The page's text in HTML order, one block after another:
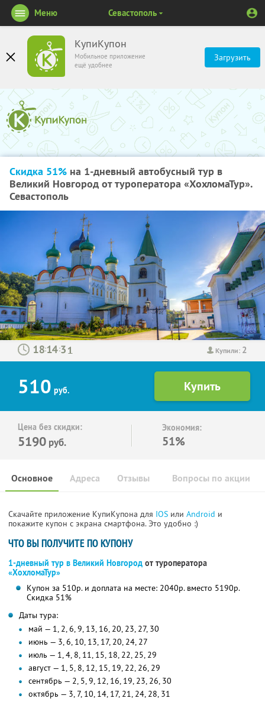
КупиКупон
Мобильное приложение
ещё удобнее
Загрузить
Меню Севастополь
Скидка 51% на 1-дневный автобусный тур в
Великий Новгород от туроператора «ХохломаТур».
Севастополь
Купили: 2
: :
510 руб.
Цена без скидки:
5190 руб.
Экономия:
51%
Основное Отзывы Вопросы по акции
Адреса
Скачайте приложение КупиКупона для IOS или Android и
покажите купон с экрана смартфона. Это удобно :)
ЧТО ВЫ ПОЛУЧИТЕ ПО КУПОНУ
1-дневный тур в Великий Новгород от туроператора
«ХохломаТур»
Купон за 510р. и доплата на месте: 2040р. вместо 5190р.
Скидка 51%
Даты тура:
май — 1, 2, 6, 9, 13, 16, 20, 23, 27, 30
июнь — 3, 6, 10, 13, 17, 20, 24, 27
июль — 1, 4, 8, 11, 15, 18, 22, 25, 29
август — 1, 5, 8, 12, 15, 19, 22, 26, 29
сентябрь — 2, 5, 9, 12, 16, 19, 23, 26, 30
октябрь — 3, 7, 10, 14, 17, 21, 24, 28, 31